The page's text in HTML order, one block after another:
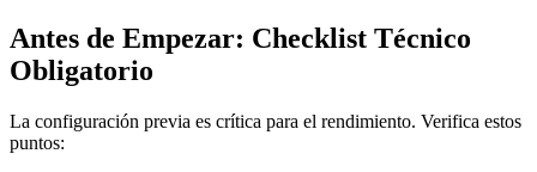
Antes de Empezar: Checklist Técnico
Obligatorio
La configuración previa es crítica para el rendimiento. Verifica estos
puntos: